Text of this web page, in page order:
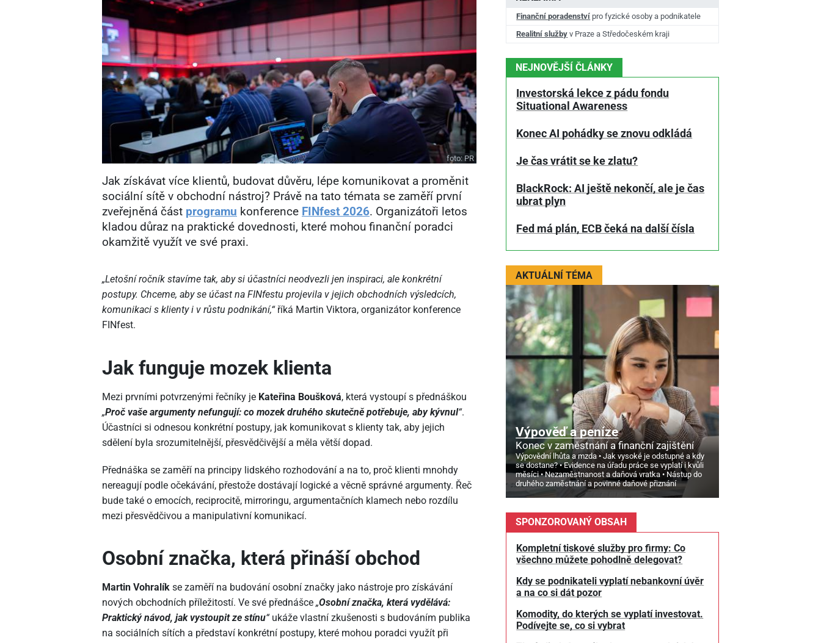
foto: PR
Jak získávat více klientů, budovat důvěru, lépe komunikovat a proměnit
sociální sítě v obchodní nástroj? Právě na tato témata se zaměří první
zveřejněná část programu konference FINfest 2026. Organizátoři letos
kladou důraz na praktické dovednosti, které mohou finanční poradci
okamžitě využít ve své praxi.
„Letošní ročník stavíme tak, aby si účastníci neodvezli jen inspiraci, ale konkrétní
postupy. Chceme, aby se účast na FINfestu projevila v jejich obchodních výsledcích,
komunikaci s klienty i v růstu podnikání,“říká Martin Viktora, organizátor konference
FINfest.
Jak funguje mozek klienta
Mezi prvními potvrzenými řečníky je Kateřina Boušková, která vystoupí s přednáškou
„Proč vaše argumenty nefungují: co mozek druhého skutečně potřebuje, aby kývnul“.
Účastníci si odnesou konkrétní postupy, jak komunikovat s klienty tak, aby jejich
sdělení byla srozumitelnější, přesvědčivější a měla větší dopad.
Přednáška se zaměří na principy lidského rozhodování a na to, proč klienti mnohdy
nereagují podle očekávání, přestože dostávají logické a věcně správné argumenty. Řeč
bude také o emocích, reciprocitě, mirroringu, argumentačních klamech nebo rozdílu
mezi přesvědčivou a manipulativní komunikací.
Osobní značka, která přináší obchod
Martin Vohralík se zaměří na budování osobní značky jako nástroje pro získávání
nových obchodních příležitostí. Ve své přednášce „Osobní značka, která vydělává:
Praktický návod, jak vystoupit ze stínu“ukáže vlastní zkušenosti s budováním publika
na sociálních sítích a představí konkrétní postupy, které mohou poradci využít při
Finanční poradenství pro fyzické osoby a podnikatele
Realitní služby v Praze a Středočeském kraji
NEJNOVĚJŠÍ ČLÁNKY
Investorská lekce z pádu fondu
Situational Awareness
Konec AI pohádky se znovu odkládá
Je čas vrátit se ke zlatu?
BlackRock: AI ještě nekončí, ale je čas
ubrat plyn
Fed má plán, ECB čeká na další čísla
AKTUÁLNÍ TÉMA
Výpověď a peníze
Konec v zaměstnání a finanční zajištění
Výpovědní lhůta a mzda
Jak vysoké je odstupné a kdy
se dostane?
Evidence na úřadu práce se vyplatí i kvůli
měsíci
Nezaměstnanost a daňová vratka
Nástup do
druhého zaměstnání a povinné daňové přiznání
SPONZOROVANÝ OBSAH
Kompletní tiskové služby pro firmy: Co
všechno můžete pohodlně delegovat?
Kdy se podnikateli vyplatí nebankovní úvěr
a na co si dát pozor
Komodity, do kterých se vyplatí investovat.
Podívejte se, co si vybrat